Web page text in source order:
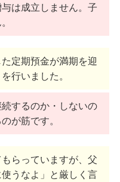
は成立しません。子
定期預金が満期を迎
行いました。
するのか・しないの
が筋です。
らっていますが、父
うなよ」と厳しく言